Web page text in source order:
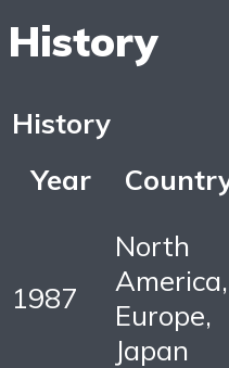
History
History
Year
1987
North
America,
Europe,
Japan